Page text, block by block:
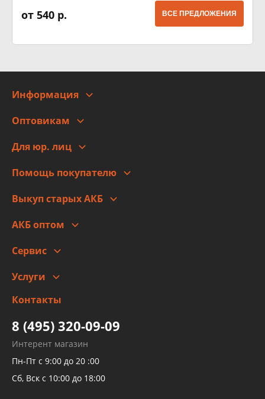
от 540 р. ВСЕ ПРЕДЛОЖЕНИЯ
Информация
Адреса
Новости
Правовая информация
Оптовикам
Для юр. лиц
Помощь покупателю
Оплата
Гарантии и возврат
Выкуп старых АКБ
АКБ оптом
Сервис
Заправка кондиционера авто
Детейлинг
Услуги
высокого давления
Тормозных трубок
Рукавов гидроусилителей
Рукавов компрессоров и турбин
Трубок кондиционеров
Контакты
8 (495) 320-09-09
Интерент магазин
Пн-Пт с 9:00 до 20 :00
Сб, Вск с 10:00 до 18:00